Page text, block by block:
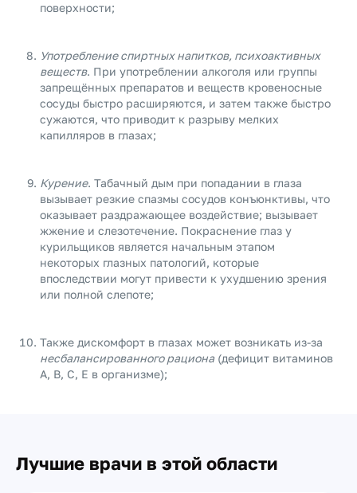
поверхности;
Употребление спиртных напитков, психоактивных
веществ. При употреблении алкоголя или группы
запрещённых препаратов и веществ кровеносные
сосуды быстро расширяются, и затем также быстро
сужаются, что приводит к разрыву мелких
капилляров в глазах;
Курение. Табачный дым при попадании в глаза
вызывает резкие спазмы сосудов конъюнктивы, что
оказывает раздражающее воздействие; вызывает
жжение и слезотечение. Покраснение глаз у
курильщиков является начальным этапом
некоторых глазных патологий, которые
впоследствии могут привести к ухудшению зрения
или полной слепоте;
Также дискомфорт в глазах может возникать из-за
несбалансированного рациона(дефицит витаминов
А, В, С, Е в организме);
Лучшие врачи в этой области